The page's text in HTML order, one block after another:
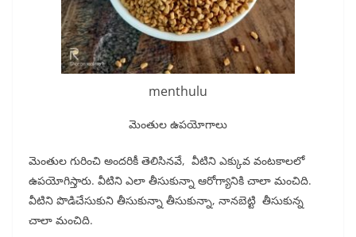
menthulu
మెంతుల ఉపయోగాలు
మెంతుల గురించి అందరికీ తెలిసినవే, వీటిని ఎక్కువ వంటకాలలో
ఉపయోగిస్తారు. వీటిని ఎలా తీసుకున్నా ఆరోగ్యానికి చాలా మంచిది.
వీటిని పొడిచేసుకుని తీసుకున్నా తీసుకున్నా, నానబెట్టి తీసుకున్న
చాలా మంచిది.